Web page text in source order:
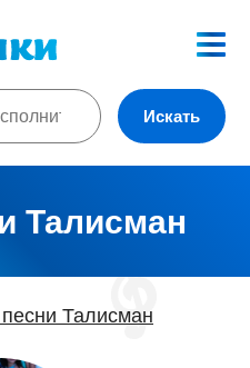
Искать
Талисман
Талисман